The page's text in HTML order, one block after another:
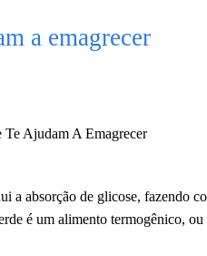
a emagrecer
absorção de glicose, fazendo
é um alimento termogênico,